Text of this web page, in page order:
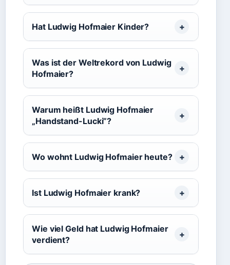
Hat Ludwig Hofmaier Kinder?
Was ist der Weltrekord von Ludwig
Hofmaier?
Warum heißt Ludwig Hofmaier
„Handstand-Lucki”?
Wo wohnt Ludwig Hofmaier heute?
Ist Ludwig Hofmaier krank?
Wie viel Geld hat Ludwig Hofmaier
verdient?